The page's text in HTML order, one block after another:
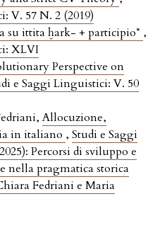
V. 57 N. 2 (2019)
su ittita ḫark- + participio* ,
XLVI
Perspective on
e Saggi Linguistici: V. 50
Allocuzione,
in italiano , Studi e Saggi
Percorsi di sviluppo e
nella pragmatica storica
Fedriani e Maria